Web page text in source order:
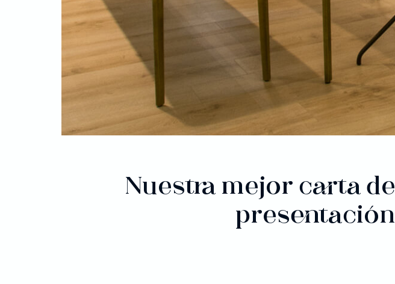
Nuestra mejor carta de
presentación